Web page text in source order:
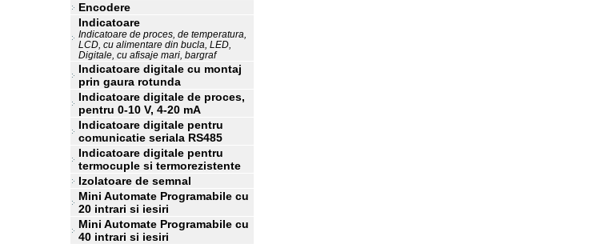
Encodere
Indicatoare
Indicatoare de proces, de temperatura,
LCD, cu alimentare din bucla, LED,
Digitale, cu afisaje mari, bargraf
Indicatoare digitale cu montaj
prin gaura rotunda
Indicatoare digitale de proces,
pentru 0-10 V, 4-20 mA
Indicatoare digitale pentru
comunicatie seriala RS485
Indicatoare digitale pentru
termocuple si termorezistente
Izolatoare de semnal
Mini Automate Programabile cu
20 intrari si iesiri
Mini Automate Programabile cu
40 intrari si iesiri